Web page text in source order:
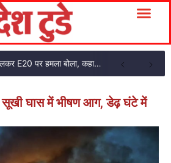
राहुल गांधी ने कार की टंकी खोलकर E20 पर हमला बोला, कहा- पूरी दाल ही काली है
सूखी घास में भीषण आग, डेढ़ घंटे में